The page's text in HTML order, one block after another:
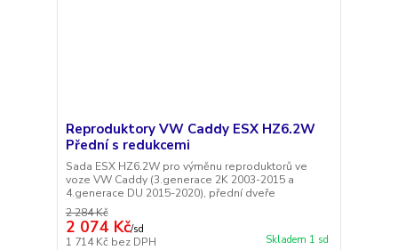
Reproduktory VW Caddy ESX HZ6.2W
Přední s redukcemi
Sada ESX HZ6.2W pro výměnu reproduktorů ve
voze VW Caddy (3.generace 2K 2003-2015 a
4.generace DU 2015-2020), přední dveře
2 284 Kč
2 074 Kč/sd
1 714 Kč bez DPH Skladem 1 sd